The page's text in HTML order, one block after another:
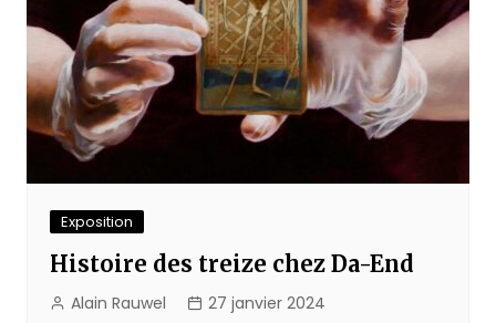
Exposition
Histoire des treize chez Da-End
Alain Rauwel 27 janvier 2024